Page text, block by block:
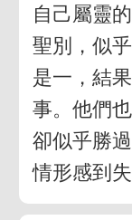
自己屬靈
聖別，似
是一，結
事。他們
卻似乎勝
情形感到